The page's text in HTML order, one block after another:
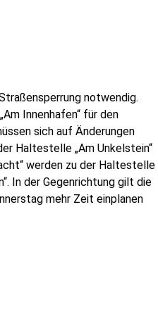
notwendig.
Innenhafen“ für den
sich auf Änderungen
Haltestelle „Am Unkelstein“
werden zu der Haltestelle
In der Gegenrichtung gilt die
mehr Zeit einplanen